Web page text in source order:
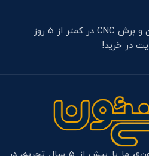
ارسال سفارشات نئون و برش CNC در کمتر از 5 روز
در خرید!